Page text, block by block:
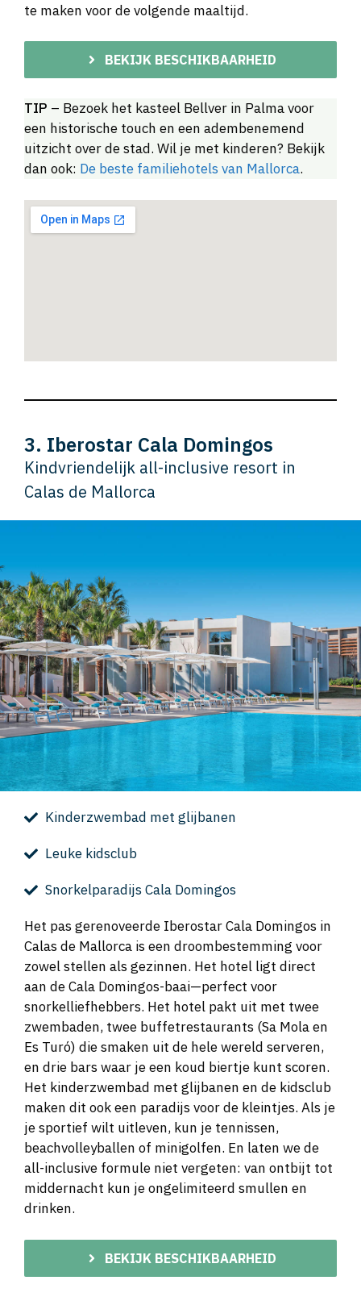
te maken voor de volgende maaltijd.
BEKIJK BESCHIKBAARHEID
TIP – Bezoek het kasteel Bellver in Palma voor
een historische touch en een adembenemend
uitzicht over de stad. Wil je met kinderen? Bekijk
dan ook: De beste familiehotels van Mallorca.
3. Iberostar Cala Domingos
Kindvriendelijk all-inclusive resort in
Calas de Mallorca
Kinderzwembad met glijbanen
Leuke kidsclub
Snorkelparadijs Cala Domingos
Het pas gerenoveerde Iberostar Cala Domingos in
Calas de Mallorca is een droombestemming voor
zowel stellen als gezinnen. Het hotel ligt direct
aan de Cala Domingos-baai—perfect voor
snorkelliefhebbers. Het hotel pakt uit met twee
zwembaden, twee buffetrestaurants (Sa Mola en
Es Turó) die smaken uit de hele wereld serveren,
en drie bars waar je een koud biertje kunt scoren.
Het kinderzwembad met glijbanen en de kidsclub
maken dit ook een paradijs voor de kleintjes. Als je
je sportief wilt uitleven, kun je tennissen,
beachvolleyballen of minigolfen. En laten we de
all-inclusive formule niet vergeten: van ontbijt tot
middernacht kun je ongelimiteerd smullen en
drinken.
BEKIJK BESCHIKBAARHEID